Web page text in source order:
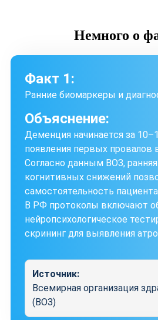
Немного о
Факт 1:
Ранние биомаркеры и
Объяснение:
Деменция начинается за
появления первых провалов
Согласно данным ВОЗ,
когнитивных снижений
самостоятельность
В РФ протоколы включают
нейропсихологическое
скрининг для выявления
Источник:
Всемирная организация
(ВОЗ)